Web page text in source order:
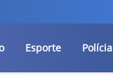
Esporte Polícia